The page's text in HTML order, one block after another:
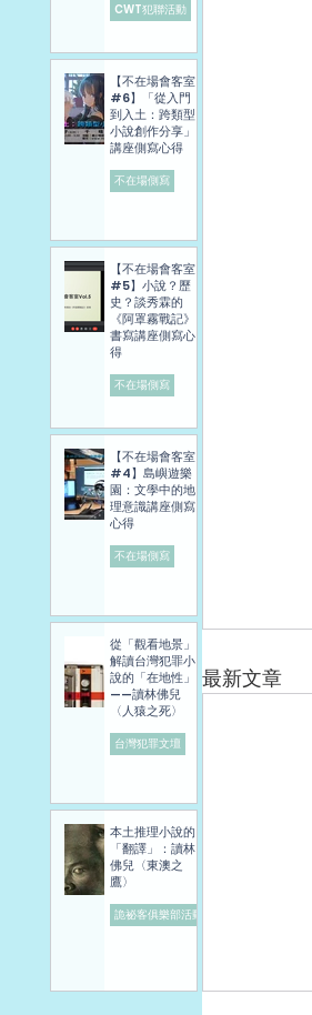
最新文章
導
CWT犯聯活動
【不在場會客室
#6】「從入門
到入土：跨類型
小說創作分享」
講座側寫心得
不在場側寫
【不在場會客室
#5】小說？歷
史？談秀霖的
《阿罩霧戰記》
書寫講座側寫心
得
不在場側寫
【不在場會客室
#4】島嶼遊樂
園：文學中的地
理意識講座側寫
心得
不在場側寫
從「觀看地景」
解讀台灣犯罪小
說的「在地性」
——讀林佛兒
〈人猿之死〉
台灣犯罪文壇
本土推理小說的
「翻譯」：讀林
佛兒〈東澳之
鷹〉
詭祕客俱樂部活動